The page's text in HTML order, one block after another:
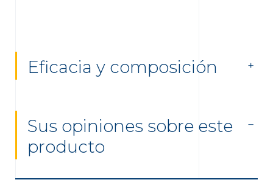
Eficacia y composición
Sus opiniones sobre este
producto